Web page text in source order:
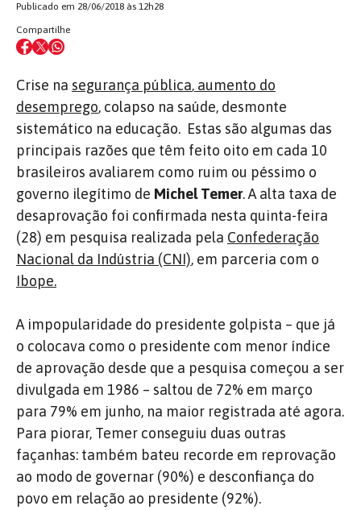
Publicado em 28/06/2018 às 12h28
Compartilhe
Crise na segurança pública, aumento do
desemprego, colapso na saúde, desmonte
sistemático na educação. Estas são algumas das
principais razões que têm feito oito em cada 10
brasileiros avaliarem como ruim ou péssimo o
governo ilegítimo de Michel Temer. A alta taxa de
desaprovação foi confirmada nesta quinta-feira
(28) em pesquisa realizada pela Confederação
Nacional da Indústria (CNI), em parceria com o
Ibope.
A impopularidade do presidente golpista – que já
o colocava como o presidente com menor índice
de aprovação desde que a pesquisa começou a ser
divulgada em 1986 – saltou de 72% em março
para 79% em junho, na maior registrada até agora.
Para piorar, Temer conseguiu duas outras
façanhas: também bateu recorde em reprovação
ao modo de governar (90%) e desconfiança do
povo em relação ao presidente (92%).